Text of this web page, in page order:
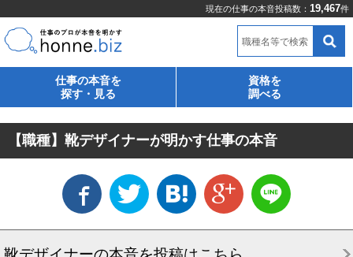
現在の仕事の本音投稿数： 19,467件
職種名等で検索
仕事の本音を
探す・見る
資格を
調べる
【職種】靴デザイナーが明かす仕事の本音